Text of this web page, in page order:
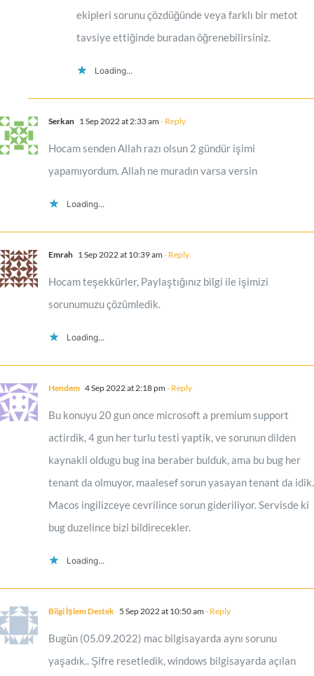
ekipleri sorunu çözdüğünde veya farklı bir metot
tavsiye ettiğinde buradan öğrenebilirsiniz.
Loading...
Serkan 1 Sep 2022 at 2:33 am - Reply
Hocam senden Allah razı olsun 2 gündür işimi
yapamıyordum. Allah ne muradın varsa versin
Loading...
Emrah 1 Sep 2022 at 10:39 am - Reply
Hocam teşekkürler, Paylaştığınız bilgi ile işimizi
sorunumuzu çözümledik.
Loading...
Hendem 4 Sep 2022 at 2:18 pm - Reply
Bu konuyu 20 gun once microsoft a premium support
actirdik, 4 gun her turlu testi yaptik, ve sorunun dilden
kaynakli oldugu bug ina beraber bulduk, ama bu bug her
tenant da olmuyor, maalesef sorun yasayan tenant da idik.
Macos ingilizceye cevrilince sorun gideriliyor. Servisde ki
bug duzelince bizi bildirecekler.
Loading...
Bilgi İşlem Destek 5 Sep 2022 at 10:50 am - Reply
Bugün (05.09.2022) mac bilgisayarda aynı sorunu
yaşadık.. Şifre resetledik, windows bilgisayarda açılan